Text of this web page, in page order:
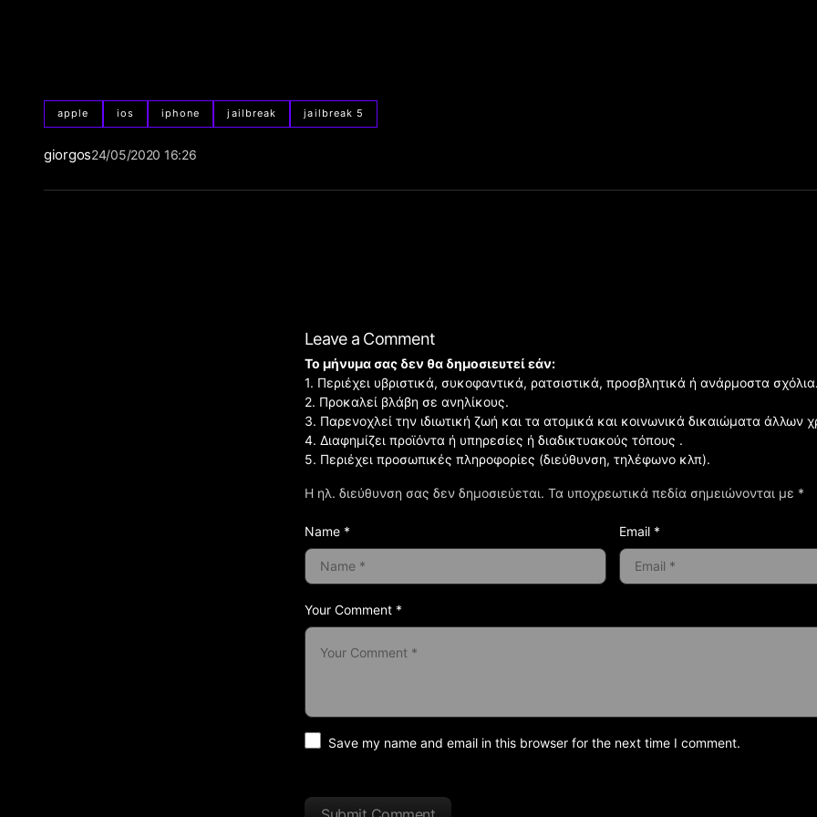
apple ios iphone jailbreak jailbreak 5
giorgos24/05/2020 16:26
Leave a Comment
Η ηλ. διεύθυνση σας δεν δημοσιεύεται. Τα υποχρεωτικά πεδία σημειώνονται με *
Your Comment *
Το μήνυμα σας δεν θα δημοσιευτεί εάν:
1. Περιέχει υβριστικά, συκοφαντικά, ρατσιστικά, προσβλητικά ή ανάρμοστα σχόλια.
2. Προκαλεί βλάβη σε ανηλίκους.
3. Παρενοχλεί την ιδιωτική ζωή και τα ατομικά και κοινωνικά δικαιώματα άλλων
4. Διαφημίζει προϊόντα ή υπηρεσίες ή διαδικτυακούς τόπους .
5. Περιέχει προσωπικές πληροφορίες (διεύθυνση, τηλέφωνο κλπ).
Name * Email *
Save my name and email in this browser for the next time I comment.